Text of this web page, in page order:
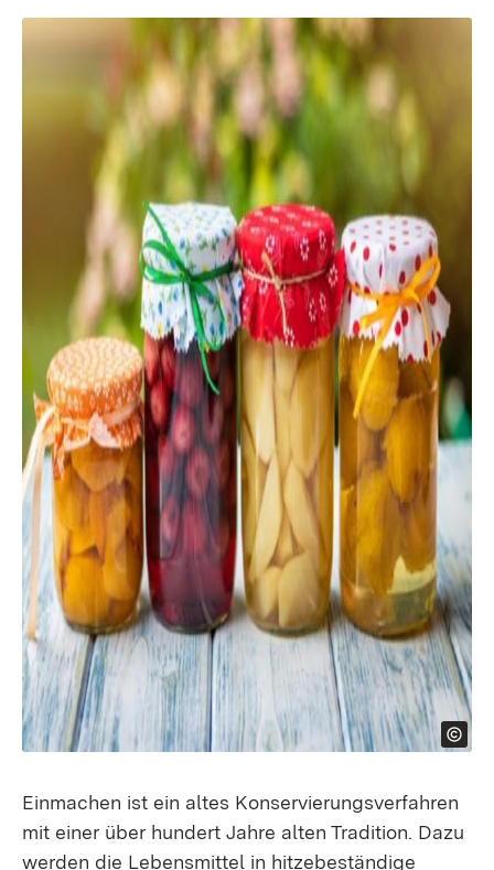
Einmachen ist ein altes Konservierungsverfahren
mit einer über hundert Jahre alten Tradition. Dazu
werden die Lebensmittel in hitzebeständige